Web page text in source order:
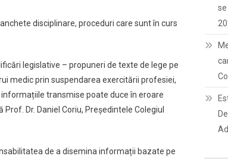
disciplinare, proceduri care sunt în curs
legislative – propuneri de texte de lege pe
medic prin suspendarea exercitării profesiei,
transmise poate duce în eroare
Dr. Daniel Coriu, Președintele Colegiul
de a disemina informații bazate pe